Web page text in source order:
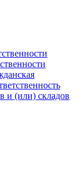
и (или) складов